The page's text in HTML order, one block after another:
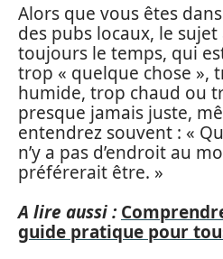
Alors que vous êtes
des pubs locaux, le
toujours le temps, qui
trop « quelque chose »,
humide, trop chaud ou
presque jamais juste,
entendrez souvent : «
n’y a pas d’endroit au
préférerait être. »
A lire aussi :
guide pratique pour